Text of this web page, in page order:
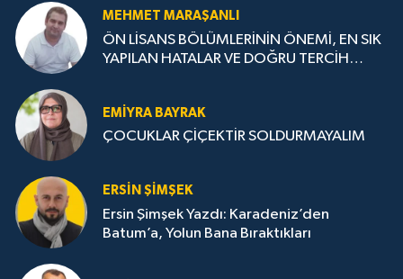
MEHMET MARAŞANLI
ÖN LİSANS BÖLÜMLERİNİN ÖNEMİ, EN SIK
YAPILAN HATALAR VE DOĞRU TERCİH
EMIYRA BAYRAK
ÇOCUKLAR ÇİÇEKTİR SOLDURMAYALIM
ERSIN ŞIMŞEK
Ersin Şimşek Yazdı: Karadeniz’den
Batum’a, Yolun Bana Bıraktıkları